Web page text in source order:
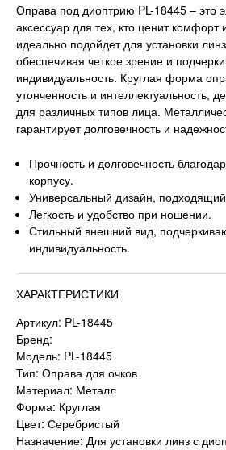
Оправа под диоптрию PL-18445 – это
аксессуар для тех, кто ценит комфорт
идеально подойдет для установки
обеспечивая четкое зрение и
индивидуальность. Круглая форма
утонченность и интеллектуальность,
для различных типов лица.
гарантирует долговечность и
Прочность и долговечность
корпусу.
Универсальный дизайн,
Легкость и удобство при ношении.
Стильный внешний вид,
индивидуальность.
ХАРАКТЕРИСТИКИ
Артикул: PL-18445
Бренд:
Модель: PL-18445
Тип: Оправа для очков
Материал: Металл
Форма: Круглая
Цвет: Серебристый
Назначение: Для установки линз с